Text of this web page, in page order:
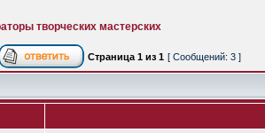
творческих мастерских
Страница 1 из 1 [ Сообщений: 3 ]